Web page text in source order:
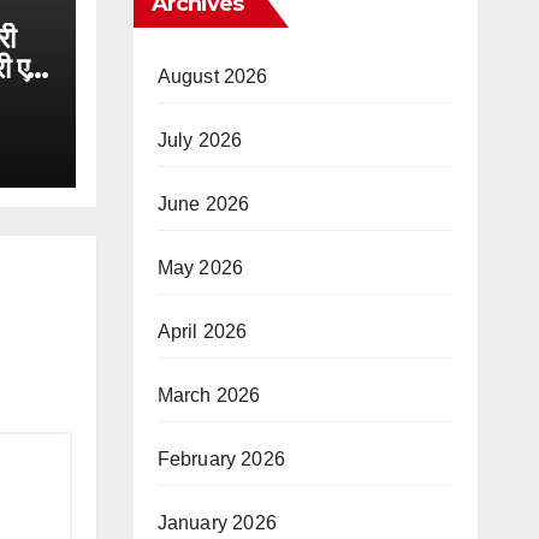
एवं
August 2026
July 2026
June 2026
May 2026
April 2026
March 2026
February 2026
January 2026